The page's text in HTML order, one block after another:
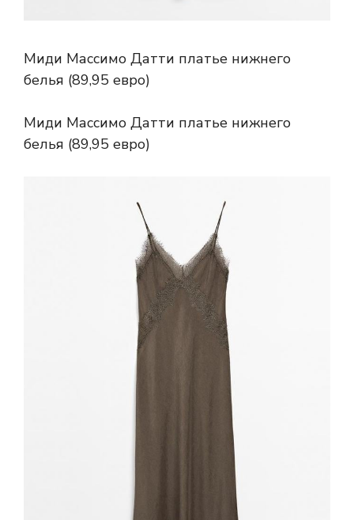
Миди Массимо Датти платье нижнего
белья (89,95 евро)
Миди Массимо Датти платье нижнего
белья (89,95 евро)